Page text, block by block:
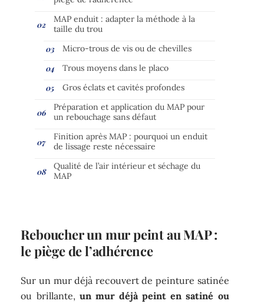
MAP enduit : adapter la méthode à la
taille du trou
Micro-trous de vis ou de chevilles
Trous moyens dans le placo
Gros éclats et cavités profondes
Préparation et application du MAP pour
un rebouchage sans défaut
Finition après MAP : pourquoi un enduit
de lissage reste nécessaire
Qualité de l’air intérieur et séchage du
MAP
Reboucher un mur peint au MAP :
le piège de l’adhérence
Sur un mur déjà recouvert de peinture satinée
ou brillante, un mur déjà peint en satiné ou